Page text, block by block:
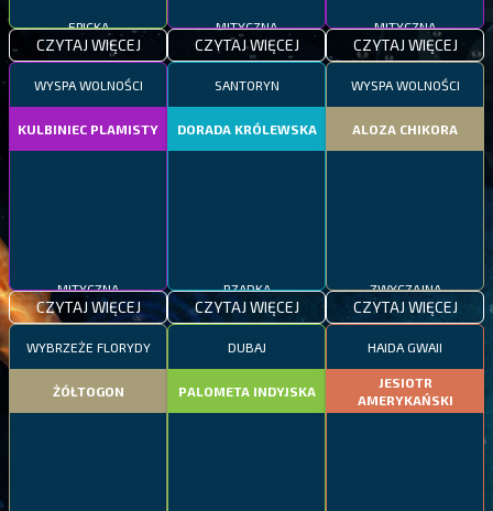
EPICKA
CZYTAJ WIĘCEJ
MITYCZNA
CZYTAJ WIĘCEJ
MITYCZNA
CZYTAJ WIĘCEJ
WYSPA WOLNOŚCI
KULBINIEC PLAMISTY
MITYCZNA
CZYTAJ WIĘCEJ
SANTORYN
DORADA KRÓLEWSKA
RZADKA
CZYTAJ WIĘCEJ
WYSPA WOLNOŚCI
ALOZA CHIKORA
ZWYCZAJNA
CZYTAJ WIĘCEJ
WYBRZEŻE FLORYDY
ŻÓŁTOGON
DUBAJ
PALOMETA INDYJSKA
HAIDA GWAII
JESIOTR
AMERYKAŃSKI